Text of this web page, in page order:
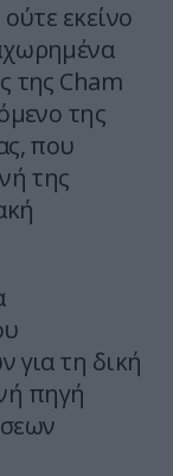
εκείνο
της Cham
της
που
της
για τη δική
πηγή